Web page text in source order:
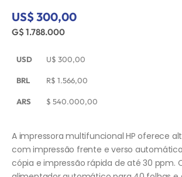
US$ 300,00
G$ 1.788.000
USD U$ 300,00
BRL R$ 1.566,00
ARS $ 540.000,00
A impressora multifuncional HP oferece
com impressão frente e verso
cópia e impressão rápida de até 30 ppm.